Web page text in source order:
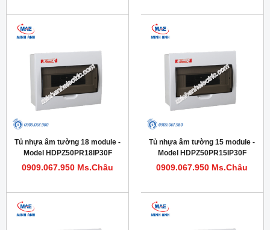
Tủ nhựa âm tường 18 module -
Model HDPZ50PR18IP30F
0909.067.950 Ms.Châu
Tủ nhựa âm tường 15 module -
Model HDPZ50PR15IP30F
0909.067.950 Ms.Châu